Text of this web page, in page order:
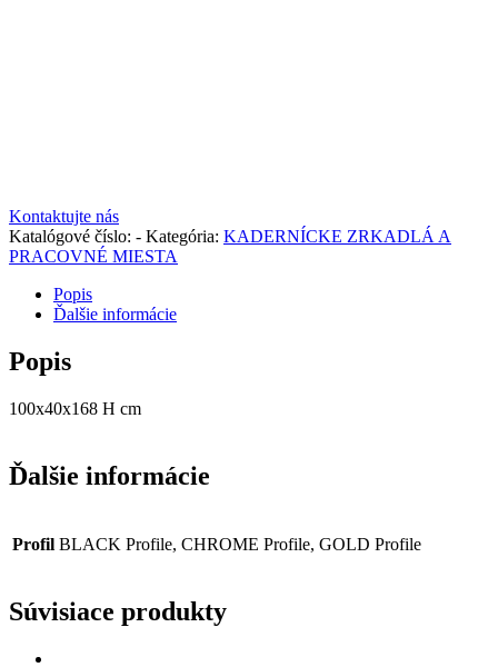
Kontaktujte nás
Katalógové číslo: - Kategória: KADERNÍCKE ZRKADLÁ A
PRACOVNÉ MIESTA
Popis
Ďalšie informácie
Popis
100x40x168 H cm
Ďalšie informácie
Profil BLACK Profile, CHROME Profile, GOLD Profile
Súvisiace produkty